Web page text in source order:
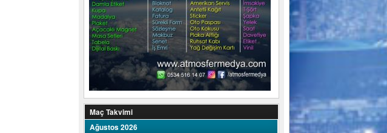
Maç Takvimi
Ağustos 2026